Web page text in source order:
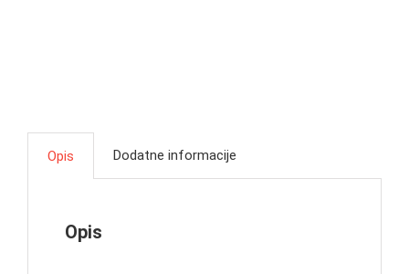
Opis Dodatne informacije
Opis